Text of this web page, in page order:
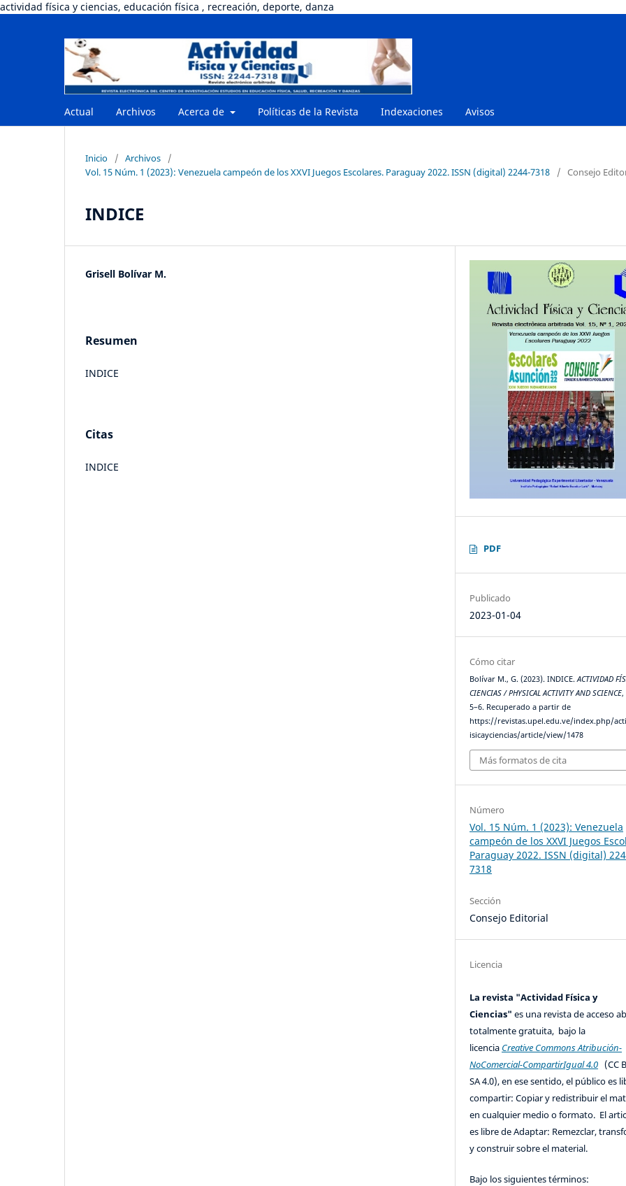
actividad física y ciencias, educación física , recreación, deporte, danza
Actual Archivos Acerca de Políticas de la Revista Indexaciones Avisos
Inicio / Archivos
/
Vol. 15 Núm. 1 (2023): Venezuela campeón de los XXVI Juegos Escolares. Paraguay 2022. ISSN (digital) 2244-7318
/ Consejo
INDICE
Grisell Bolívar M.
Resumen
INDICE
Citas
INDICE
PDF
Publicado
2023-01-04
Cómo citar
Bolívar M., G. (2023). INDICE.ACTIVIDAD
CIENCIAS / PHYSICAL ACTIVITY AND SCIENCE,
5–6. Recuperado a partir de
https://revistas.upel.edu.ve/index.php/
isicayciencias/article/view/1478
Más formatos de cita
Número
Vol. 15 Núm. 1 (2023): Venezuela
campeón de los XXVI Juegos
Paraguay 2022. ISSN (digital)
7318
Sección
Consejo Editorial
Licencia
La revista "Actividad Física y
Ciencias"es una revista de acceso
totalmente gratuita, bajo la
licencia Creative Commons Atribución-
NoComercial-CompartirIgual 4.0 (CC
SA 4.0), en ese sentido, el público es
compartir: Copiar y redistribuir el
en cualquier medio o formato. El
es libre de Adaptar: Remezclar,
y construir sobre el material.
Bajo los siguientes términos: